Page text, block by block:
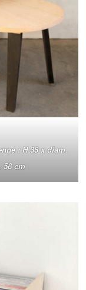
: H 38 x diam.
58 cm